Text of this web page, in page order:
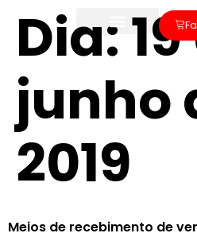
Dia:
junho
2019
Meios de recebimento de